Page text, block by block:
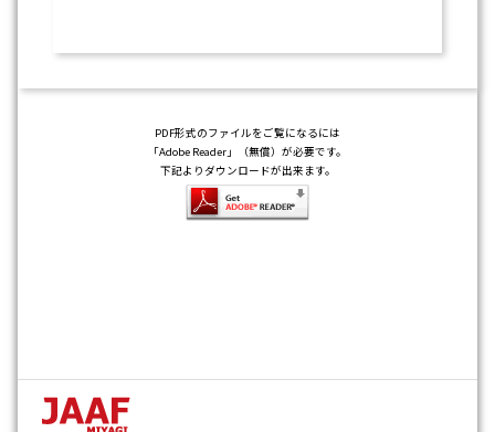
PDF形式のファイルをご覧になるには
「Adobe Reader」（無償）が必要です。
下記よりダウンロードが出来ます。